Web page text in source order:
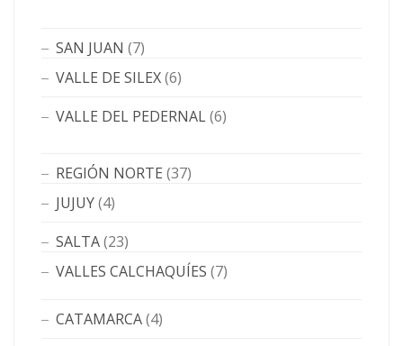
SAN JUAN (7)
VALLE DE SILEX(6)
VALLE DEL PEDERNAL(6)
REGIÓN NORTE (37)
JUJUY(4)
SALTA(23)
VALLES CALCHAQUÍES (7)
CATAMARCA(4)